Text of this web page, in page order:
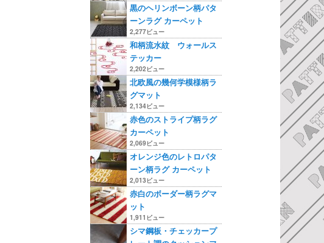
黒のヘリンボーン柄パタ
ーンラグ カーペット
2,277ビュー
和柄流水紋 ウォールス
テッカー
2,202ビュー
北欧風の幾何学模様柄ラ
グマット
2,134ビュー
赤色のストライプ柄ラグ
カーペット
2,069ビュー
オレンジ色のレトロパタ
ーン柄ラグ カーペット
2,013ビュー
赤白のボーダー柄ラグマ
ット
1,911ビュー
シマ鋼板・チェッカープ